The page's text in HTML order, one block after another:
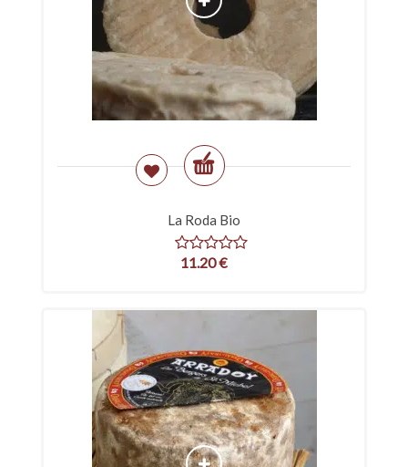
La Roda Bio
11.20€